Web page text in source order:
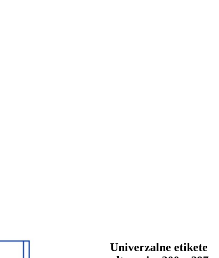
Univerzalne etikete